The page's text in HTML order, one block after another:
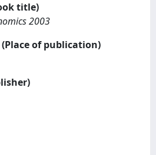
title)
2003
of publication)